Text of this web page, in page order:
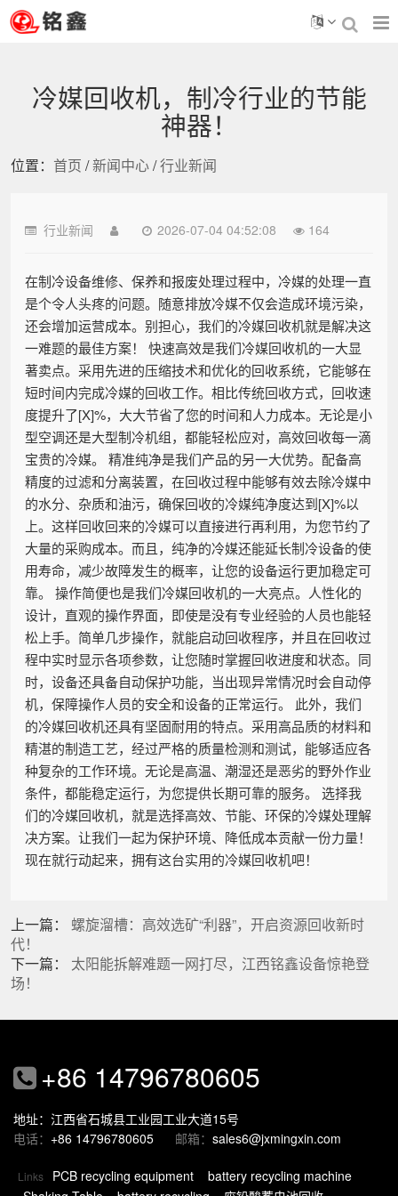
冷媒回收机，制冷行业的节能
神器！
位置： 首页 /新闻中心/行业新闻
行业新闻 2026-07-04 04:52:08 164
在制冷设备维修、保养和报废处理过程中，冷媒的处理一直
是个令人头疼的问题。随意排放冷媒不仅会造成环境污染，
还会增加运营成本。别担心，我们的冷媒回收机就是解决这
一难题的最佳方案！ 快速高效是我们冷媒回收机的一大显
著卖点。采用先进的压缩技术和优化的回收系统，它能够在
短时间内完成冷媒的回收工作。相比传统回收方式，回收速
度提升了[X]%，大大节省了您的时间和人力成本。无论是小
型空调还是大型制冷机组，都能轻松应对，高效回收每一滴
宝贵的冷媒。 精准纯净是我们产品的另一大优势。配备高
精度的过滤和分离装置，在回收过程中能够有效去除冷媒中
的水分、杂质和油污，确保回收的冷媒纯净度达到[X]%以
上。这样回收回来的冷媒可以直接进行再利用，为您节约了
大量的采购成本。而且，纯净的冷媒还能延长制冷设备的使
用寿命，减少故障发生的概率，让您的设备运行更加稳定可
靠。 操作简便也是我们冷媒回收机的一大亮点。人性化的
设计，直观的操作界面，即使是没有专业经验的人员也能轻
松上手。简单几步操作，就能启动回收程序，并且在回收过
程中实时显示各项参数，让您随时掌握回收进度和状态。同
时，设备还具备自动保护功能，当出现异常情况时会自动停
机，保障操作人员的安全和设备的正常运行。 此外，我们
的冷媒回收机还具有坚固耐用的特点。采用高品质的材料和
精湛的制造工艺，经过严格的质量检测和测试，能够适应各
种复杂的工作环境。无论是高温、潮湿还是恶劣的野外作业
条件，都能稳定运行，为您提供长期可靠的服务。 选择我
们的冷媒回收机，就是选择高效、节能、环保的冷媒处理解
决方案。让我们一起为保护环境、降低成本贡献一份力量！
现在就行动起来，拥有这台实用的冷媒回收机吧！
上一篇： 螺旋溜槽：高效选矿“利器”，开启资源回收新时
代！
下一篇： 太阳能拆解难题一网打尽，江西铭鑫设备惊艳登
场！
+86 14796780605
地址：江西省石城县工业园工业大道15号
电话： +86 14796780605 邮箱： sales6@jxmingxin.com
Links PCB recycling equipment
battery recycling machine